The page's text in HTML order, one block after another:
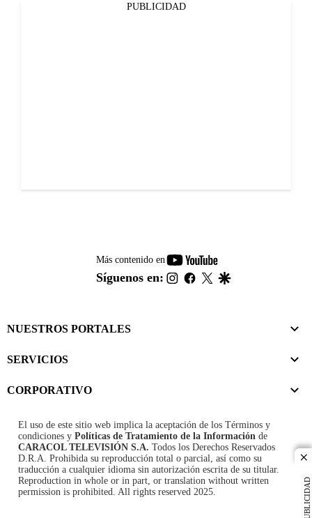
PUBLICIDAD
PUBLICIDAD
Más contenido en
youtube-
footer
Síguenos en: instagram
facebook
twitter
NUESTROS PORTALES
SERVICIOS
CORPORATIVO
El uso de este sitio web implica la aceptación de los Términos y
condiciones y Políticas de Tratamiento de la Información de
CARACOL TELEVISIÓN S.A. Todos los Derechos Reservados
D.R.A. Prohibida su reproducción total o parcial, así como su
traducción a cualquier idioma sin autorización escrita de su titular.
Reproduction in whole or in part, or translation without written
permission is prohibited. All rights reserved 2025.